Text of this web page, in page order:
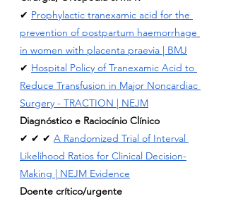
✔ Prophylactic tranexamic acid for the
prevention of postpartum haemorrhage
in women with placenta praevia | BMJ
✔ Hospital Policy of Tranexamic Acid to
Reduce Transfusion in Major Noncardiac
Surgery - TRACTION | NEJM
Diagnóstico e Raciocínio Clínico
✔ ✔ ✔ A Randomized Trial of Interval
Likelihood Ratios for Clinical Decision-
Making | NEJM Evidence
Doente crítico/urgente